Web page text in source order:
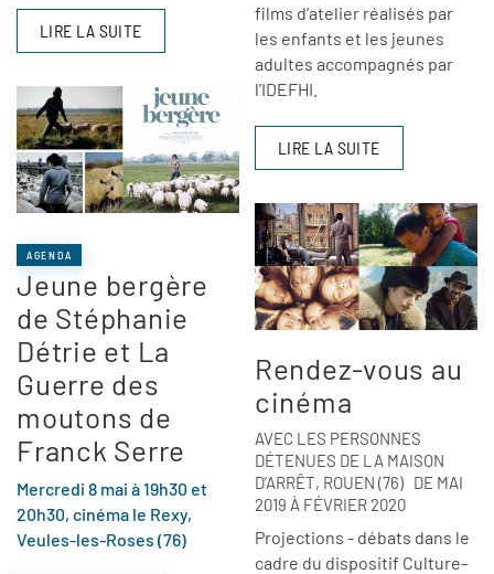
LIRE LA SUITE
AGENDA
Jeune bergère
de Stéphanie
Détrie et La
Guerre des
moutons de
Franck Serre
Mercredi 8 mai à 19h30 et
20h30, cinéma le Rexy,
Veules-les-Roses (76)
films d’atelier réalisés par
les enfants et les jeunes
adultes accompagnés par
l’IDEFHI.
LIRE LA SUITE
Rendez-vous au
cinéma
AVEC LES PERSONNES
DÉTENUES DE LA MAISON
D’ARRÊT, ROUEN (76) DE MAI
2019 À FÉVRIER 2020
Projections - débats dans le
cadre du dispositif Culture-